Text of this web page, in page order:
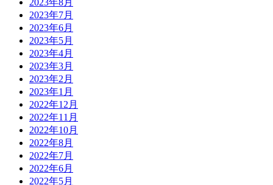
2023年8月
2023年7月
2023年6月
2023年5月
2023年4月
2023年3月
2023年2月
2023年1月
2022年12月
2022年11月
2022年10月
2022年8月
2022年7月
2022年6月
2022年5月